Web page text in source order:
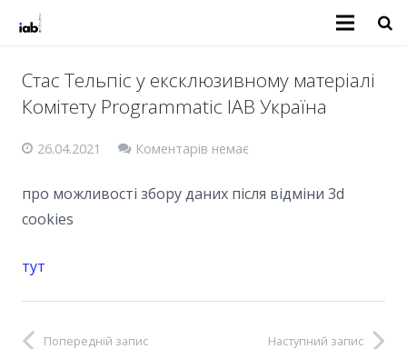
Стас Тельпіс у ексклюзивному матеріалі
Комітету Programmatic IAB Україна
26.04.2021 Коментарів немає
про можливості збору даних після відміни 3d
cookies
тут
Попередній запис Наступний запис